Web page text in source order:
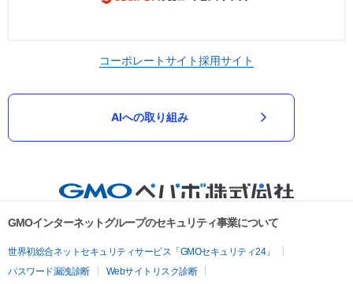
コーポレートサイト採用サイト
AIへの取り組み
GMOインターネットグループのセキュリティ事業について
世界初総合ネットセキュリティサービス「GMOセキュリティ24」
パスワード漏洩診断
Webサイトリスク診断